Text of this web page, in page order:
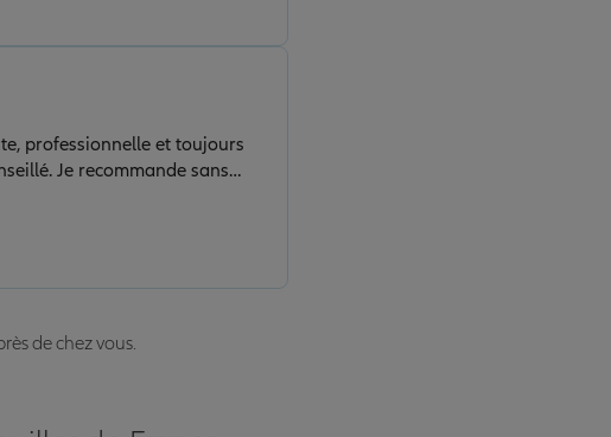
professionnelle et toujours
Je recommande sans
de chez vous.